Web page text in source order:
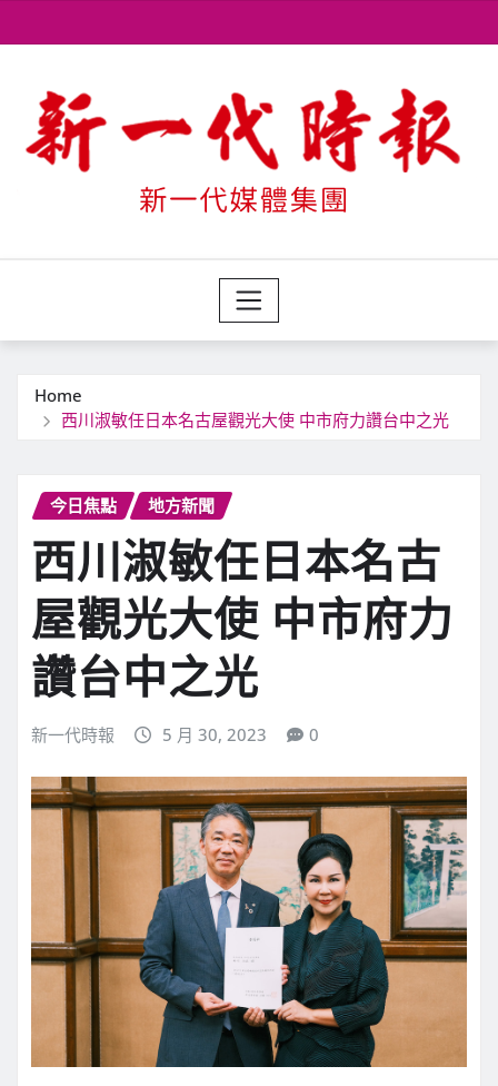
to
Home
西川淑敏任日本名古屋觀光大使 中市府力讚台中之光
今日焦點 地方新聞
西川淑敏任日本名古
屋觀光大使 中市府力
讚台中之光
新一代時報 5 月 30, 2023 0